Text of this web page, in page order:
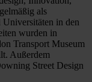
als
Universitäten in den
wurden in
Transport Museum
Außerdem
Street Design